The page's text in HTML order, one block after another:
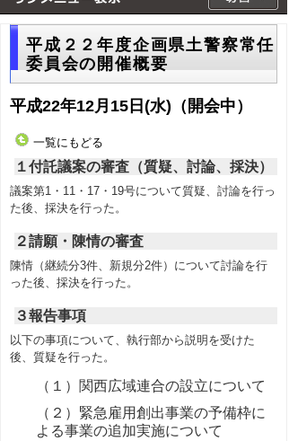
平成２２年度企画県土警察常任
委員会の開催概要
平成22年12月15日(水)（開会中）
一覧にもどる
１付託議案の審査（質疑、討論、採決）
議案第1・11・17・19号について質疑、討論を行っ
た後、採決を行った。
２請願・陳情の審査
陳情（継続分3件、新規分2件）について討論を行
った後、採決を行った。
３報告事項
以下の事項について、執行部から説明を受けた
後、質疑を行った。
（１）関西広域連合の設立について
（２）緊急雇用創出事業の予備枠に
よる事業の追加実施について